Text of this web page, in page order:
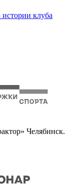
клуба
Челябинск.